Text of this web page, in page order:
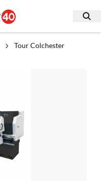
Tour Colchester